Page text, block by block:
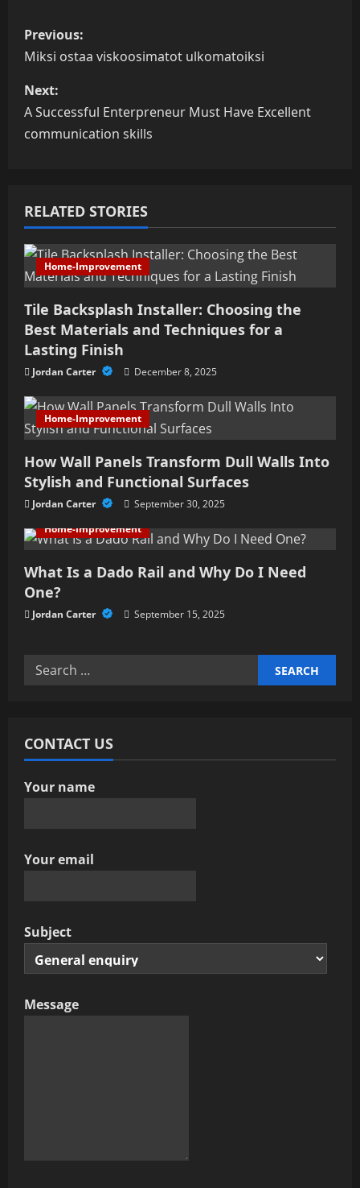
P
o
s
t
a
v
i
g
a
t
i
o
n
Previous:
Miksi ostaa viskoosimatot ulkomatoiksi
Next:
A Successful Enterpreneur Must Have Excellent
communication skills
RELATED STORIES
Home-Improvement
Tile Backsplash Installer: Choosing the
Best Materials and Techniques for a
Lasting Finish
Jordan Carter December 8, 2025
Home-Improvement
How Wall Panels Transform Dull Walls Into
Stylish and Functional Surfaces
Jordan Carter
September 30, 2025
Home-Improvement
What Is a Dado Rail and Why Do I Need
One?
Jordan Carter September 15, 2025
Search
CONTACT US
Your name
Your email
Subject
Message